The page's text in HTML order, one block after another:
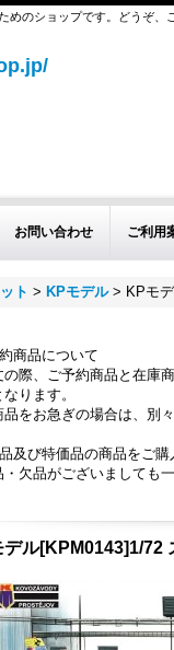
めのショップです。どうぞ、
お問い合わせ ご利用
ト > KPモデル > KPモ
商品について
の際、ご予約商品と在庫
ります。
品をお急ぎの場合は、別
及び特価品の商品をご購
・欠品がございましても
デル[KPM0143]1/